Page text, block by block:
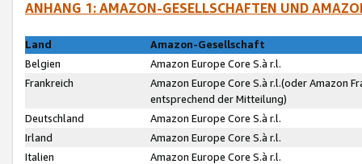
ANHANG 1: AMAZON-GESELLSCHAFTEN UND
Land
Amazon-Gesellschaft
Belgien
Amazon Europe Core S.à r.l.
Frankreich
Amazon Europe Core S.à r.l.(oder Amazon
entsprechend der Mitteilung)
Deutschland
Amazon Europe Core S.à r.l.
Irland
Amazon Europe Core S.à r.l.
Italien
Amazon Europe Core S.à r.l.